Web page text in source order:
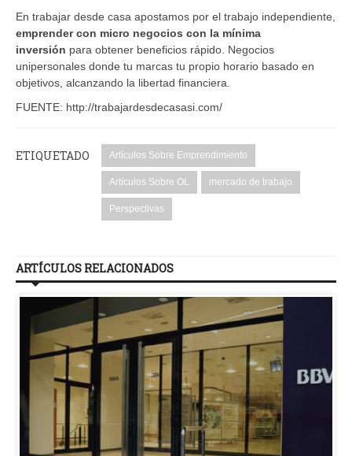
En trabajar desde casa apostamos por el trabajo independiente,
emprender con micro negocios con la mínima
inversión para obtener beneficios rápido. Negocios
unipersonales donde tu marcas tu propio horario basado en
objetivos, alcanzando la libertad financiera.
FUENTE: http://trabajardesdecasasi.com/
ETIQUETADO Artículos Sobre Emprendimiento
Artículos Sobre OL mercado de trabajo
Perspectivas
ARTÍCULOS RELACIONADOS